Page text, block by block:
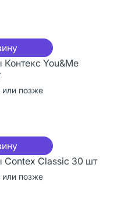
You&Me
или позже
Contex Classic 30 шт
или позже